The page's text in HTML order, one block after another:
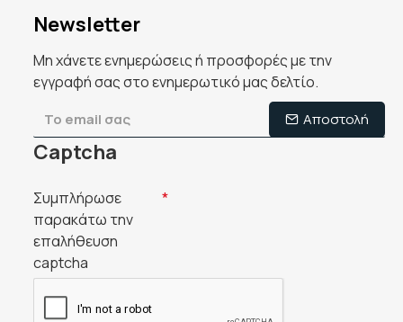
Newsletter
Μη χάνετε ενημερώσεις ή προσφορές με την
εγγραφή σας στο ενημερωτικό μας δελτίο.
Αποστολή
Captcha
Συμπλήρωσε
παρακάτω την
επαλήθευση
captcha